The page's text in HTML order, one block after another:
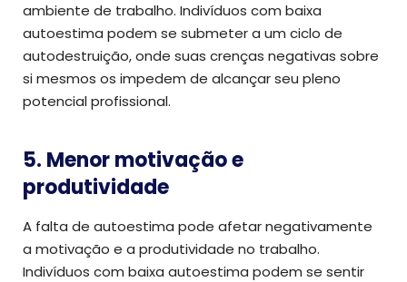
ambiente de trabalho. Indivíduos com baixa
autoestima podem se submeter a um ciclo de
autodestruição, onde suas crenças negativas sobre
si mesmos os impedem de alcançar seu pleno
potencial profissional.
5. Menor motivação e
produtividade
A falta de autoestima pode afetar negativamente
a motivação e a produtividade no trabalho.
Indivíduos com baixa autoestima podem se sentir